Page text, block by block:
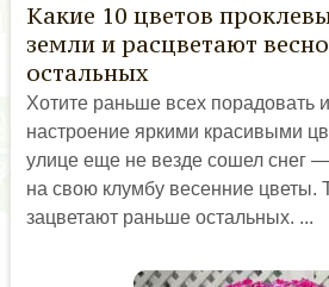
Какие 10 цветов
земли и расцветают
остальных
Хотите раньше всех порадовать
настроение яркими красивыми
улице еще не везде сошел снег
на свою клумбу весенние цветы.
зацветают раньше остальных. ...